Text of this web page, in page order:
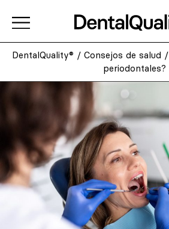
DentalQuality® / Consejos de salud /
periodontales?